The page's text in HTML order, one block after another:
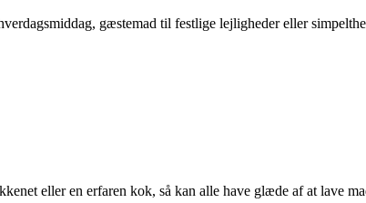
gæstemad til festlige lejligheder eller
eller en erfaren kok, så kan alle have glæde af at lave